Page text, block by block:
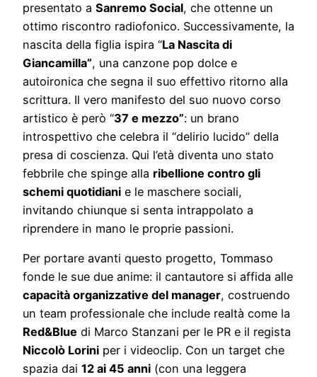
presentato a Sanremo Social, che ottenne un
ottimo riscontro radiofonico. Successivamente, la
nascita della figlia ispira “La Nascita di
Giancamilla”, una canzone pop dolce e
autoironica che segna il suo effettivo ritorno alla
scrittura. Il vero manifesto del suo nuovo corso
artistico è però “37 e mezzo”: un brano
introspettivo che celebra il “delirio lucido” della
presa di coscienza. Qui l’età diventa uno stato
febbrile che spinge alla ribellione contro gli
schemi quotidiani e le maschere sociali,
invitando chiunque si senta intrappolato a
riprendere in mano le proprie passioni.
Per portare avanti questo progetto, Tommaso
fonde le sue due anime: il cantautore si affida alle
capacità organizzative del manager, costruendo
un team professionale che include realtà come la
Red&Blue di Marco Stanzani per le PR e il regista
Niccolò Lorini per i videoclip. Con un target che
spazia dai 12 ai 45 anni (con una leggera